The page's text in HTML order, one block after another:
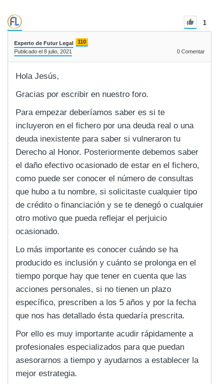
1
Experto de Futur Legal
110
Publicado el 8 julio, 2021
0 Comentar
Hola Jesús,
Gracias por escribir en nuestro foro.
Para empezar deberíamos saber es si te
incluyeron en el fichero por una deuda real o una
deuda inexistente para saber si vulneraron tu
Derecho al Honor. Posteriormente debemos saber
el daño efectivo ocasionado de estar en el fichero,
como puede ser conocer el número de consultas
que hubo a tu nombre, si solicitaste cualquier tipo
de crédito o financiación y se te denegó o cualquier
otro motivo que pueda reflejar el perjuicio
ocasionado.
Lo más importante es conocer cuándo se ha
producido es inclusión y cuánto se prolonga en el
tiempo porque hay que tener en cuenta que las
acciones personales, si no tienen un plazo
específico, prescriben a los 5 años y por la fecha
que nos has detallado ésta quedaría prescrita.
Por ello es muy importante acudir rápidamente a
profesionales especializados para que puedan
asesorarnos a tiempo y ayudarnos a establecer la
mejor estrategia.